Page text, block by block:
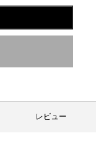
レビュー